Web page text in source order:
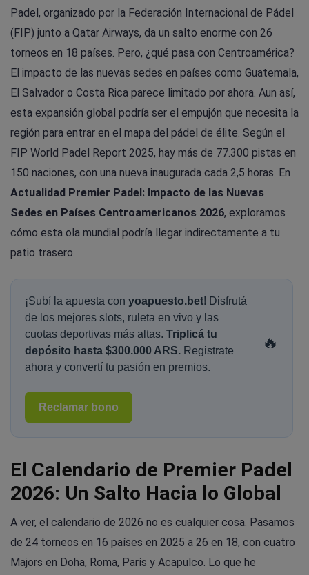
Padel, organizado por la Federación Internacional de Pádel
(FIP) junto a Qatar Airways, da un salto enorme con 26
torneos en 18 países. Pero, ¿qué pasa con Centroamérica?
El impacto de las nuevas sedes en países como Guatemala,
El Salvador o Costa Rica parece limitado por ahora. Aun así,
esta expansión global podría ser el empujón que necesita la
región para entrar en el mapa del pádel de élite. Según el
FIP World Padel Report 2025, hay más de 77.300 pistas en
150 naciones, con una nueva inaugurada cada 2,5 horas. En
Actualidad Premier Padel: Impacto de las Nuevas
Sedes en Países Centroamericanos 2026, exploramos
cómo esta ola mundial podría llegar indirectamente a tu
patio trasero.
¡Subí la apuesta con yoapuesto.bet! Disfrutá
de los mejores slots, ruleta en vivo y las
cuotas deportivas más altas. Triplicá tu
depósito hasta $300.000 ARS. Registrate
ahora y convertí tu pasión en premios.
🔥
Reclamar bono
El Calendario de Premier Padel
2026: Un Salto Hacia lo Global
A ver, el calendario de 2026 no es cualquier cosa. Pasamos
de 24 torneos en 16 países en 2025 a 26 en 18, con cuatro
Majors en Doha, Roma, París y Acapulco. Lo que he